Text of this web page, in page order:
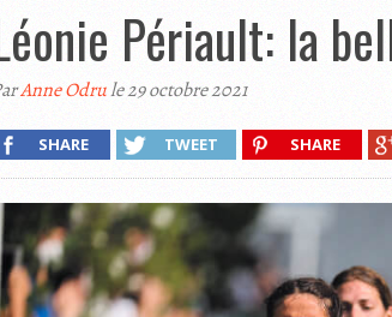
Périault: la
Anne Odrule 29 octobre 2021
SHARE TWEET SHARE